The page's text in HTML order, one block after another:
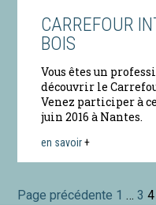
CARREFOUR
BOIS
Vous êtes un
découvrir le
Venez participer à
juin 2016 à Nantes.
en savoir+
Pagination
Page précédente Page
1 … 3 4